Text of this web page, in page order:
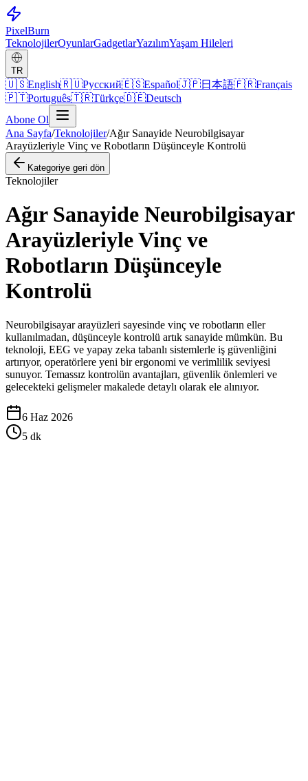
PixelBurn
TeknolojilerOyunlarGadgetlarYazılımYaşam Hileleri
TR
🇺🇸English🇷🇺Русский🇪🇸Español🇯🇵日本語🇫🇷Français
🇵🇹Português🇹🇷Türkçe🇩🇪Deutsch
Abone Ol
Ana Sayfa/Teknolojiler/Ağır Sanayide Neurobilgisayar
Arayüzleriyle Vinç ve Robotların Düşünceyle Kontrolü
Kategoriye geri dön
Teknolojiler
Ağır Sanayide Neurobilgisayar
Arayüzleriyle Vinç ve
Robotların Düşünceyle
Kontrolü
Neurobilgisayar arayüzleri sayesinde vinç ve robotların eller
kullanılmadan, düşünceyle kontrolü artık sanayide mümkün. Bu
teknoloji, EEG ve yapay zeka tabanlı sistemlerle iş güvenliğini
artırıyor, operatörlere yeni bir ergonomi ve verimlilik seviyesi
sunuyor. Temassız kontrolün avantajları, güvenlik önlemleri ve
gelecekteki gelişmeler makalede detaylı olarak ele alınıyor.
6 Haz 2026
5 dk